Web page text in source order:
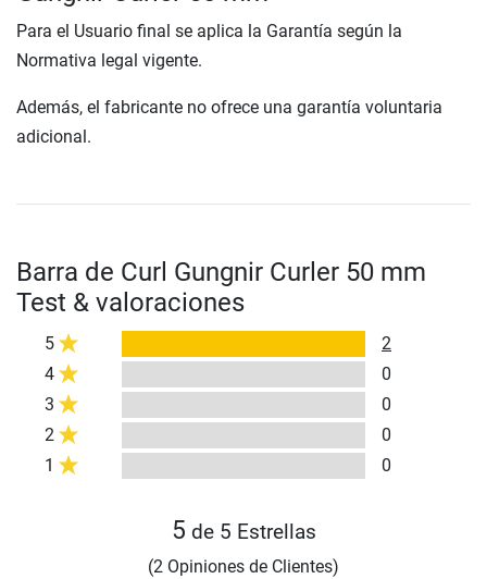
Para el Usuario final se aplica la Garantía según la
Normativa legal vigente.
Además, el fabricante no ofrece una garantía voluntaria
adicional.
Barra de Curl Gungnir Curler 50 mm
Test & valoraciones
5
2
4
0
3
0
2
0
1
0
5 de 5 Estrellas
(2 Opiniones de Clientes)